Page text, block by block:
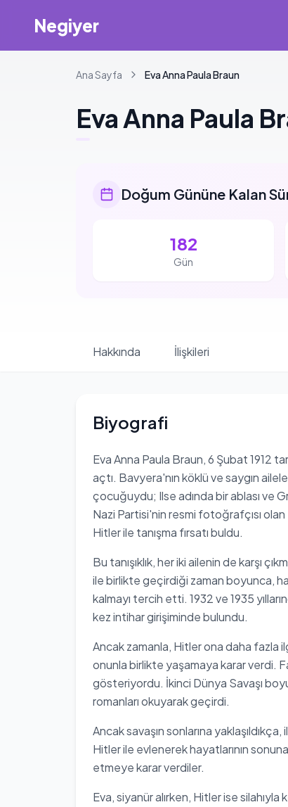
Negiyer
Ana Sayfa EvaAnna Paula Braun
EvaAnna Paula
Doğum Gününe Kalan
182
Gün
Hakkında İlişkileri
Biyografi
Eva Anna Paula Braun, 6 Şubat 1912
açtı. Bavyera'nın köklü ve saygın
çocuğuydu; Ilse adında bir ablası ve
Nazi Partisi'nin resmi fotoğrafçısı
Hitler ile tanışma fırsatı buldu.
Bu tanışıklık, her iki ailenin de karşı
ile birlikte geçirdiği zaman boyunca,
kalmayı tercih etti. 1932 ve 1935
kez intihar girişiminde bulundu.
Ancak zamanla, Hitler ona daha fazla
onunla birlikte yaşamaya karar verdi.
gösteriyordu. İkinci Dünya Savaşı
romanları okuyarak geçirdi.
Ancak savaşın sonlarına
Hitler ile evlenerek hayatlarının
etmeye karar verdiler.
Eva, siyanür alırken, Hitler ise